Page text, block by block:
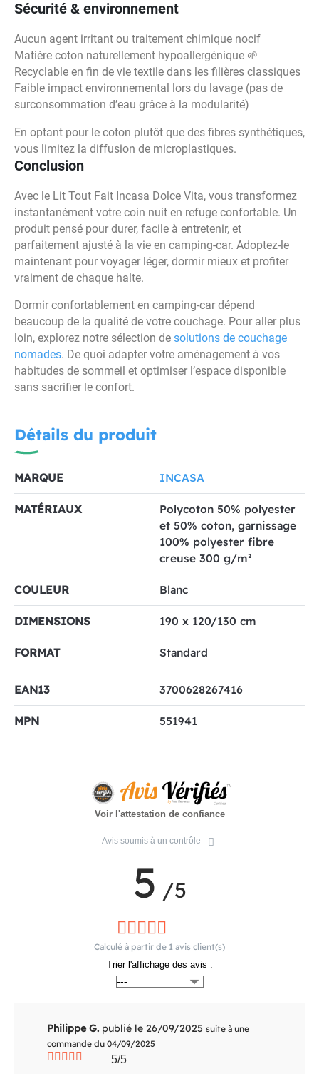
Sécurité & environnement
Aucun agent irritant ou traitement chimique nocif
Matière coton naturellement hypoallergénique 🌱
Recyclable en fin de vie textile dans les filières classiques
Faible impact environnemental lors du lavage (pas de
surconsommation d’eau grâce à la modularité)
En optant pour le coton plutôt que des fibres synthétiques,
vous limitez la diffusion de microplastiques.
Conclusion
Avec le Lit Tout Fait Incasa Dolce Vita, vous transformez
instantanément votre coin nuit en refuge confortable. Un
produit pensé pour durer, facile à entretenir, et
parfaitement ajusté à la vie en camping-car. Adoptez-le
maintenant pour voyager léger, dormir mieux et profiter
vraiment de chaque halte.
Dormir confortablement en camping-car dépend
beaucoup de la qualité de votre couchage. Pour aller plus
loin, explorez notre sélection de solutions de couchage
nomades. De quoi adapter votre aménagement à vos
habitudes de sommeil et optimiser l’espace disponible
sans sacrifier le confort.
Détails du produit
MARQUE INCASA
MATÉRIAUX
Polycoton 50% polyester
et 50% coton, garnissage
100% polyester fibre
creuse 300 g/m²
COULEUR Blanc
DIMENSIONS 190 x 120/130 cm
FORMAT Standard
EAN13 3700628267416
MPN 551941
Voir l'attestation de confiance
Avis soumis à un contrôle
5 /5
Calculé à partir de 1 avis client(s)
Trier l'affichage des avis :
Philippe G. publié le 26/09/2025 suite à une
commande du 04/09/2025
5/5